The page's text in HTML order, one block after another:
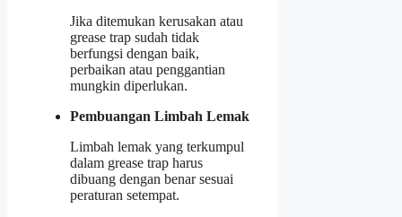
Jika ditemukan kerusakan atau
grease trap sudah tidak
berfungsi dengan baik,
perbaikan atau penggantian
mungkin diperlukan.
Pembuangan Limbah Lemak
Limbah lemak yang terkumpul
dalam grease trap harus
dibuang dengan benar sesuai
peraturan setempat.